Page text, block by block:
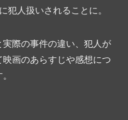
犯人扱いされることに。
際の事件の違い、犯人が
画のあらすじや感想につ